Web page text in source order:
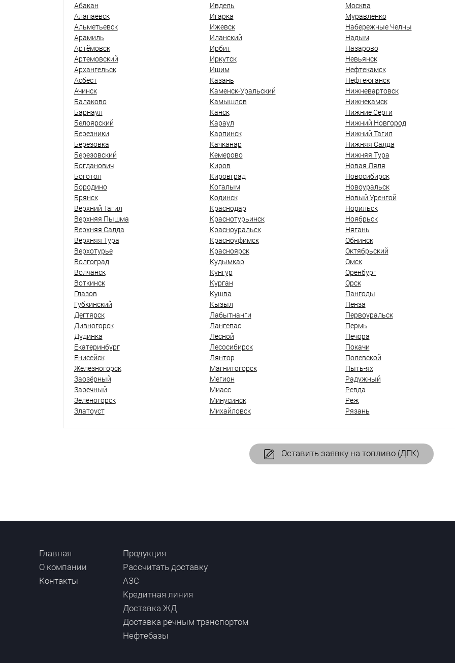
Абакан
Алапаевск
Альметьевск
Арамиль
Артёмовск
Артемовский
Архангельск
Асбест
Ачинск
Балаково
Барнаул
Белоярский
Березники
Березовка
Березовский
Богданович
Боготол
Бородино
Брянск
Верхний Тагил
Верхняя Пышма
Верхняя Салда
Верхняя Тура
Верхотурье
Волгоград
Волчанск
Воткинск
Глазов
Губкинский
Дегтярск
Дивногорск
Дудинка
Екатеринбург
Енисейск
Железногорск
Заозёрный
Заречный
Зеленогорск
Златоуст
Ивдель
Игарка
Ижевск
Иланский
Ирбит
Иркутск
Ишим
Казань
Каменск-Уральский
Камышлов
Канск
Караул
Карпинск
Качканар
Кемерово
Киров
Кировград
Когалым
Кодинск
Краснодар
Краснотурьинск
Красноуральск
Красноуфимск
Красноярск
Кудымкар
Кунгур
Курган
Кушва
Кызыл
Лабытнанги
Лангепас
Лесной
Лесосибирск
Лянтор
Магнитогорск
Мегион
Миасс
Минусинск
Михайловск
Москва
Муравленко
Набережные Челны
Надым
Назарово
Невьянск
Нефтекамск
Нефтеюганск
Нижневартовск
Нижнекамск
Нижние Серги
Нижний Новгород
Нижний Тагил
Нижняя Салда
Нижняя Тура
Новая Ляля
Новосибирск
Новоуральск
Новый Уренгой
Норильск
Ноябрьск
Нягань
Обнинск
Октябрьский
Омск
Оренбург
Орск
Пангоды
Пенза
Первоуральск
Пермь
Печора
Покачи
Полевской
Пыть-ях
Радужный
Ревда
Реж
Рязань
Оставить заявку на топливо (ДГК)
Главная
О компании
Контакты
Продукция
Рассчитать доставку
АЗС
Кредитная линия
Доставка ЖД
Доставка речным транспортом
Нефтебазы